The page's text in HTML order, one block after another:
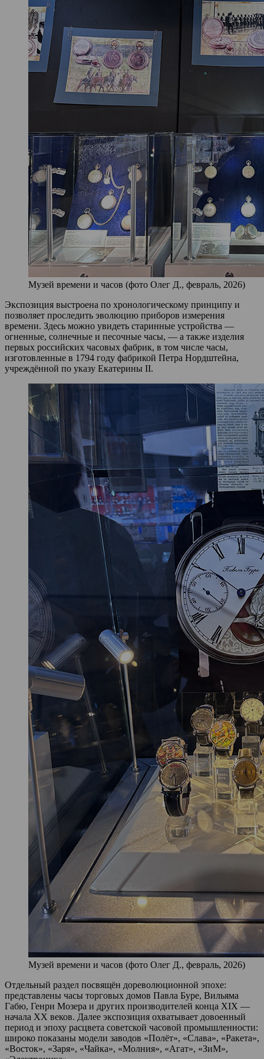
Музей времени и часов (фото Олег Д., февраль, 2026)
Экспозиция выстроена по хронологическому принципу и
позволяет проследить эволюцию приборов измерения
времени. Здесь можно увидеть старинные устройства —
огненные, солнечные и песочные часы, — а также изделия
первых российских часовых фабрик, в том числе часы,
изготовленные в 1794 году фабрикой Петра Нордштейна,
учреждённой по указу Екатерины II.
Музей времени и часов (фото Олег Д., февраль, 2026)
Отдельный раздел посвящён дореволюционной эпохе:
представлены часы торговых домов Павла Буре, Вильяма
Габю, Генри Мозера и других производителей конца XIX —
начала XX веков. Далее экспозиция охватывает довоенный
период и эпоху расцвета советской часовой промышленности:
широко показаны модели заводов «Полёт», «Слава», «Ракета»,
«Восток», «Заря», «Чайка», «Молния», «Агат», «ЗиМ»,